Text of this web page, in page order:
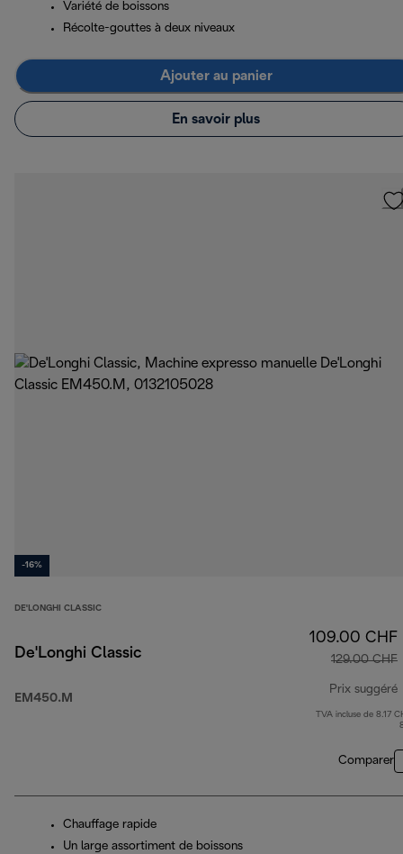
Variété de boissons
Récolte-gouttes à deux niveaux
Ajouter au panier
En savoir plus
-16%
DE'LONGHI CLASSIC
De'Longhi Classic
EM450.M
109.00 CHF
129.00 CHF
Prix suggéré
TVA incluse de 8.17
Comparer
Chauffage rapide
Un large assortiment de boissons